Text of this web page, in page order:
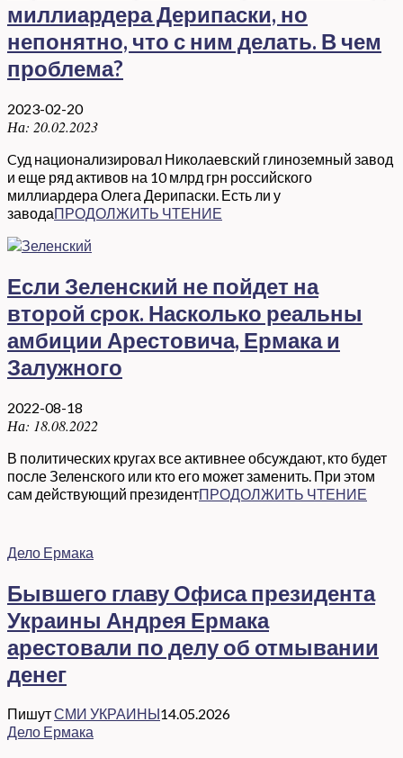
миллиардера Дерипаски, но
непонятно, что с ним делать. В чем
проблема?
2023-02-20
На: 20.02.2023
Cуд национализировал Николаевский глиноземный завод
и еще ряд активов на 10 млрд грн российского
миллиардера Олега Дерипаски. Есть ли у
заводаПРОДОЛЖИТЬ ЧТЕНИЕ
Если Зеленский не пойдет на
второй срок. Насколько реальны
амбиции Арестовича, Ермака и
Залужного
2022-08-18
На: 18.08.2022
В политических кругах все активнее обсуждают, кто будет
после Зеленского или кто его может заменить. При этом
сам действующий президентПРОДОЛЖИТЬ ЧТЕНИЕ
Дело Ермака
Бывшего главу Офиса президента
Украины Андрея Ермака
арестовали по делу об отмывании
денег
ПишутСМИ УКРАИНЫ14.05.2026
Дело Ермака